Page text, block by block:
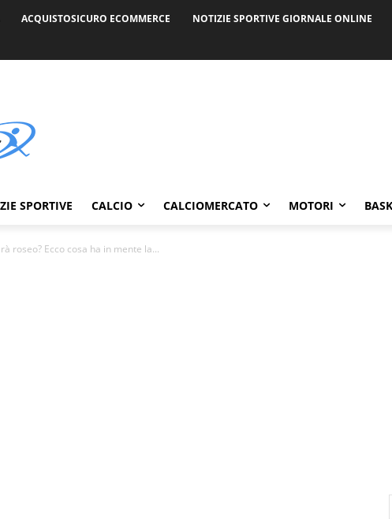
ACQUISTOSICURO ECOMMERCE NOTIZIE SPORTIVE GIORNALE ONLINE
SPORTIVE CALCIO CALCIOMERCATO MOTORI
roseo? Ecco cosa ha in mente la...